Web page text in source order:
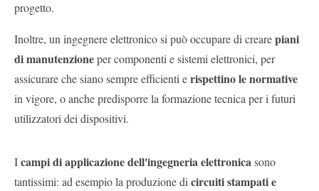
progetto.
Inoltre, un ingegnere elettronico si può occupare di crearepiani
di manutenzioneper componenti e sistemi elettronici, per
assicurare che siano sempre efficienti erispettino le normative
in vigore, o anche predisporre la formazione tecnica per i futuri
utilizzatori dei dispositivi.
Icampi di applicazione dell'ingegneria elettronicasono
tantissimi: ad esempio la produzione dicircuiti stampati e